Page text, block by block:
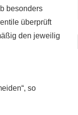
besonders
überprüft
den jeweilig
so